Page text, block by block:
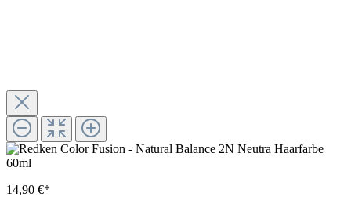
14,90 €*